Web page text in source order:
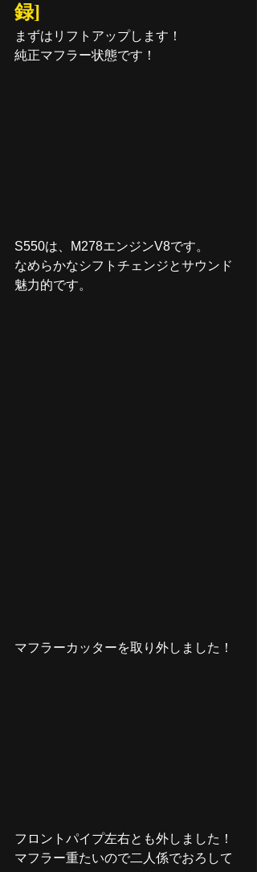
録]
まずはリフトアップします！
純正マフラー状態です！
S550は、M278エンジンV8です。
なめらかなシフトチェンジとサウンド
魅力的です。
マフラーカッターを取り外しました！
フロントパイプ左右とも外しました！
マフラー重たいので二人係でおろして